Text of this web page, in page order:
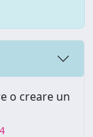
o creare un